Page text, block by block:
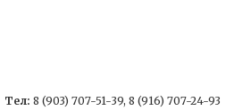
Тел: 8 (903) 707-51-39, 8 (916) 707-24-93